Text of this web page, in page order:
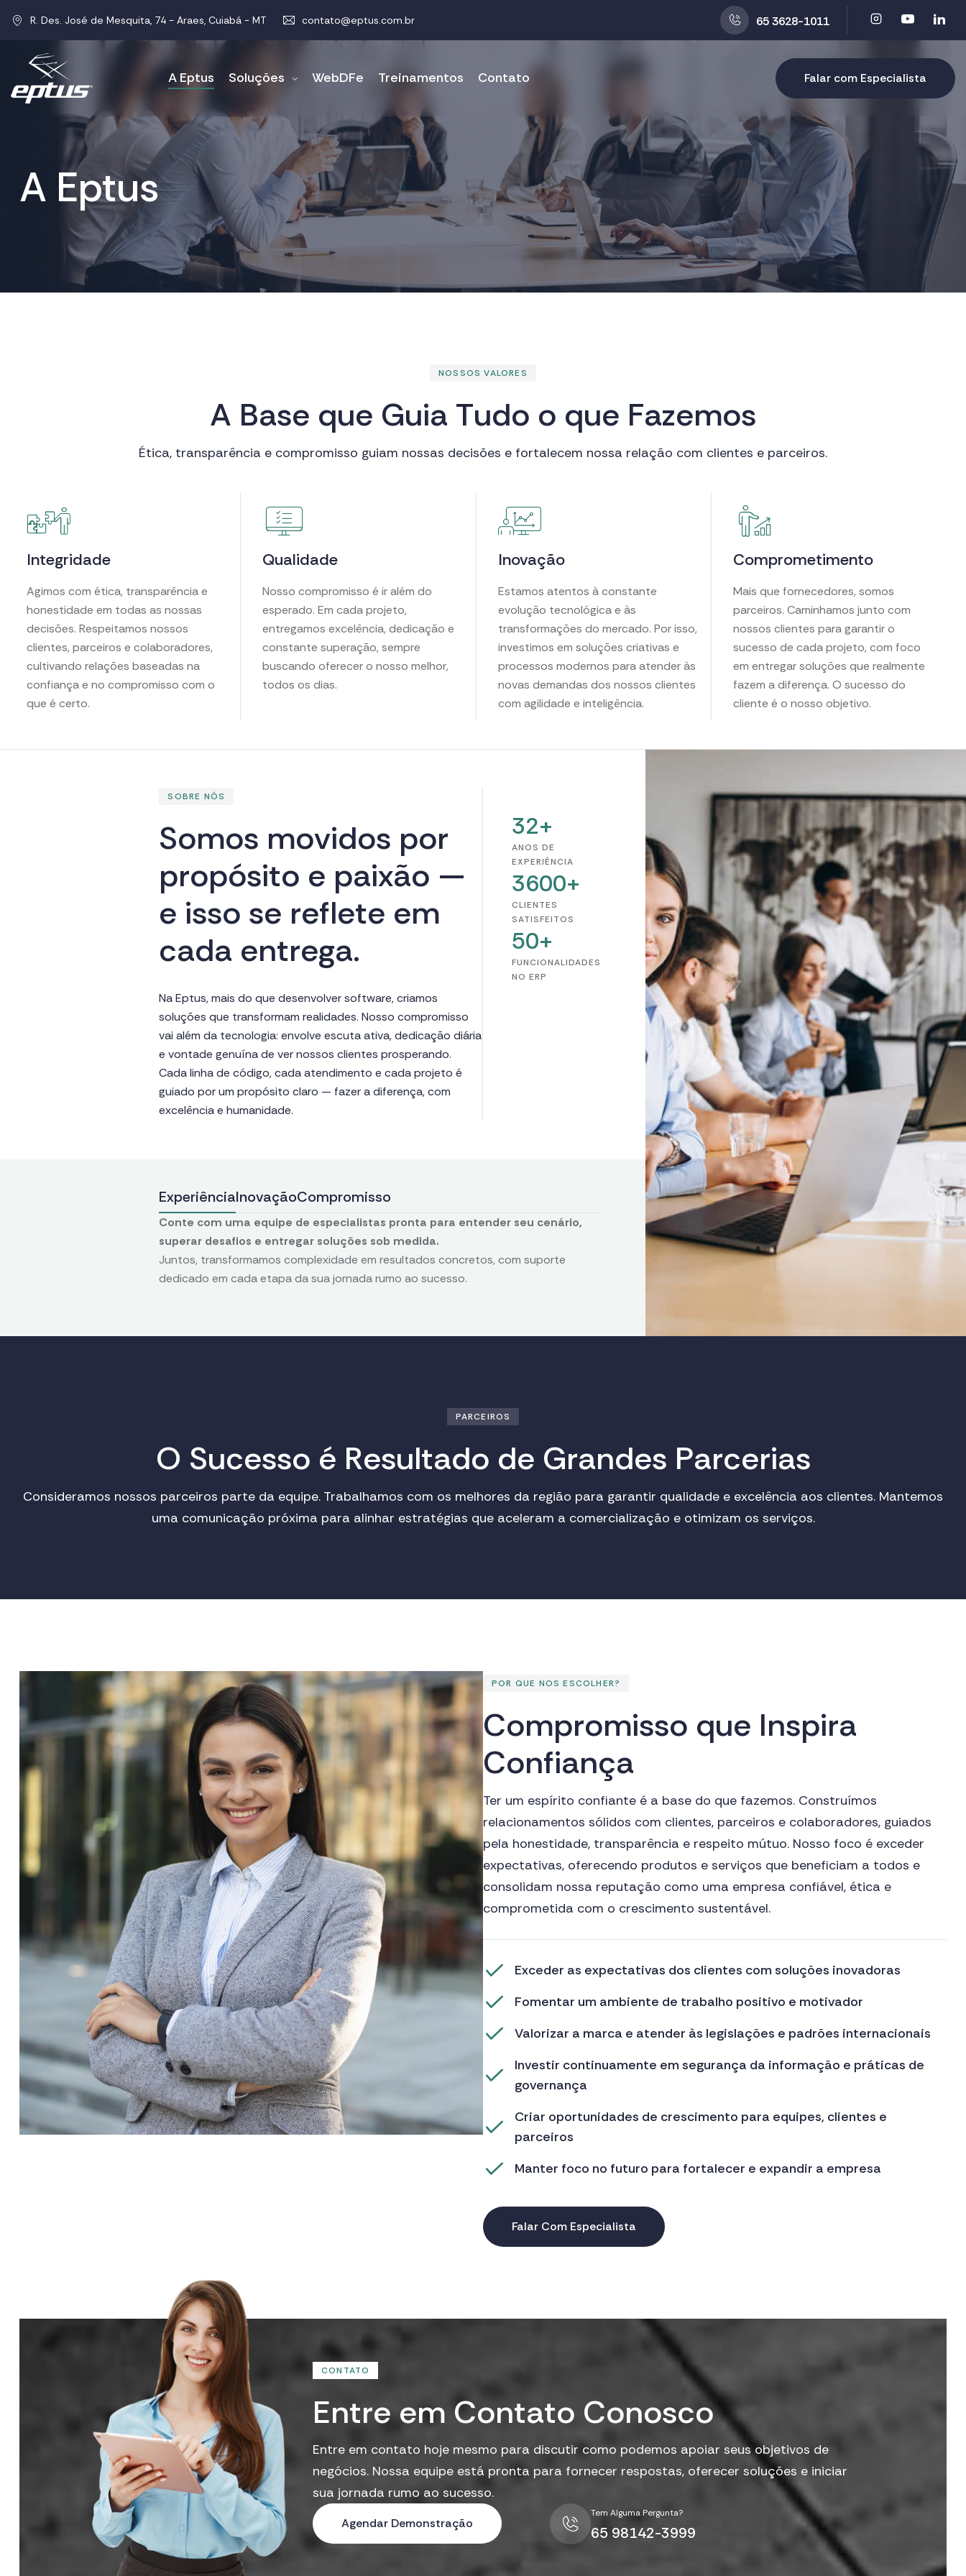
R. Des. José de Mesquita, 74 - Araes, Cuiabá - MT contato@eptus.com.br 65 3628-1011
A Eptus Soluções WebDFe Treinamentos Contato Falar com Especialista
A Eptus
NOSSOS VALORES
A Base que Guia Tudo o que Fazemos
Ética, transparência e compromisso guiam nossas decisões e fortalecem nossa relação com clientes e parceiros.
Integridade
Agimos com ética, transparência e
honestidade em todas as nossas
decisões. Respeitamos nossos
clientes, parceiros e colaboradores,
cultivando relações baseadas na
confiança e no compromisso com o
que é certo.
Qualidade
Nosso compromisso é ir além do
esperado. Em cada projeto,
entregamos excelência, dedicação e
constante superação, sempre
buscando oferecer o nosso melhor,
todos os dias.
Inovação
Estamos atentos à constante
evolução tecnológica e às
transformações do mercado. Por isso,
investimos em soluções criativas e
processos modernos para atender às
novas demandas dos nossos clientes
com agilidade e inteligência.
Comprometimento
Mais que fornecedores, somos
parceiros. Caminhamos junto com
nossos clientes para garantir o
sucesso de cada projeto, com foco
em entregar soluções que realmente
fazem a diferença. O sucesso do
cliente é o nosso objetivo.
SOBRE NÓS
Somos movidos por
propósito e paixão —
e isso se reflete em
cada entrega.
Na Eptus, mais do que desenvolver software, criamos
soluções que transformam realidades. Nosso compromisso
vai além da tecnologia: envolve escuta ativa, dedicação diária
e vontade genuína de ver nossos clientes prosperando.
Cada linha de código, cada atendimento e cada projeto é
guiado por um propósito claro — fazer a diferença, com
excelência e humanidade.
ANOS DE
EXPERIÊNCIA
32+
CLIENTES
SATISFEITOS
3600+
FUNCIONALIDADES
NO ERP
50+
ExperiênciaInovaçãoCompromisso
Conte com uma equipe de especialistas pronta para entender seu cenário,
superar desafios e entregar soluções sob medida.
Juntos, transformamos complexidade em resultados concretos, com suporte
dedicado em cada etapa da sua jornada rumo ao sucesso.
PARCEIROS
O Sucesso é Resultado de Grandes Parcerias
Consideramos nossos parceiros parte da equipe. Trabalhamos com os melhores da região para garantir qualidade e excelência aos clientes. Mantemos
uma comunicação próxima para alinhar estratégias que aceleram a comercialização e otimizam os serviços.
POR QUE NOS ESCOLHER?
Compromisso que Inspira
Confiança
Ter um espírito confiante é a base do que fazemos. Construímos
relacionamentos sólidos com clientes, parceiros e colaboradores, guiados
pela honestidade, transparência e respeito mútuo. Nosso foco é exceder
expectativas, oferecendo produtos e serviços que beneficiam a todos e
consolidam nossa reputação como uma empresa confiável, ética e
comprometida com o crescimento sustentável.
Exceder as expectativas dos clientes com soluções inovadoras
Fomentar um ambiente de trabalho positivo e motivador
Valorizar a marca e atender às legislações e padrões internacionais
Investir continuamente em segurança da informação e práticas de
governança
Criar oportunidades de crescimento para equipes, clientes e
parceiros
Manter foco no futuro para fortalecer e expandir a empresa
Falar Com Especialista
CONTATO
Entreem Contato Conosco
Entre em contato hoje mesmo para discutir como podemos apoiar seus objetivos de
negócios. Nossa equipe está pronta para fornecer respostas, oferecer soluções e iniciar
sua jornada rumo ao sucesso.
Agendar Demonstração
Tem Alguma Pergunta?
65 98142-3999